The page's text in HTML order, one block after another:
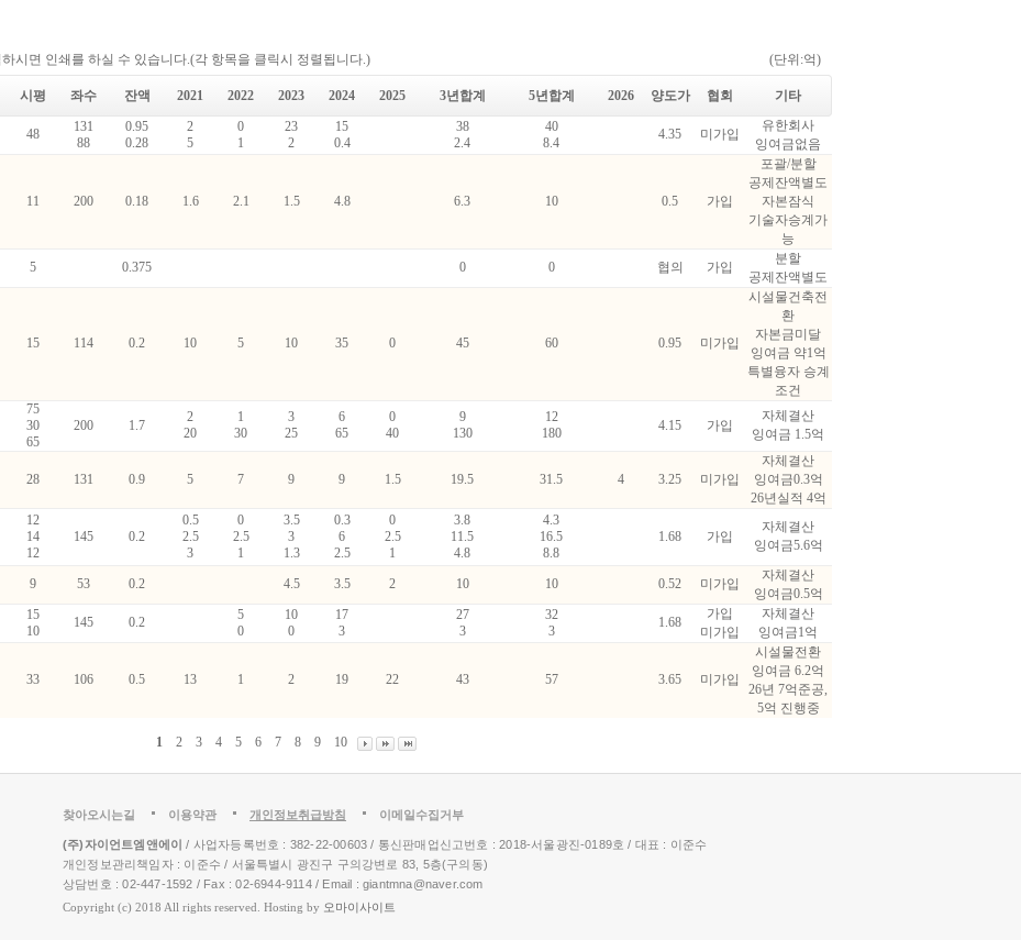
(단위:억)
시면 인쇄를 하실 수 있습니다.(각 항목을 클릭시 정렬됩니다.)
시평 좌수 잔액 2021 2022 2023 2024 2025 3년합계 5년합계 2026 양도가 협회
기타
48
131
88
0.95
0.28
2
5
0
1
23
2
15
0.4
38
2.4
40
8.4
4.35 미가입
유한회사
잉여금없음
11 200 0.18 1.6 2.1 1.5 4.8 6.3 10 0.5 가입
포괄/분할
공제잔액별도
자본잠식
기술자승계가
능
5 0.375 0 0 협의 가입
분할
공제잔액별도
15 114 0.2 10 5 10 35 0 45 60 0.95 미가입
시설물건축전
환
자본금미달
잉여금 약1억
특별융자 승계
조건
75
30
65
200 1.7
2
20
1
30
3
25
6
65
0
40
9
130
12
180
4.15 가입
자체결산
잉여금 1.5억
28 131 0.9 5 7 9 9 1.5 19.5 31.5 4 3.25 미가입
자체결산
잉여금0.3억
26년실적 4억
12
14
12
145 0.2
0.5
2.5
3
0
2.5
1
3.5
3
1.3
0.3
6
2.5
0
2.5
1
3.8
11.5
4.8
4.3
16.5
8.8
1.68 가입
자체결산
잉여금5.6억
9 53 0.2 4.5 3.5 2 10 10 0.52 미가입
자체결산
잉여금0.5억
15
10
145 0.2
5
0
10
0
17
3
27
3
32
3
1.68
가입
미가입
자체결산
잉여금1억
33 106 0.5 13 1 2 19 22 43 57 3.65 미가입
시설물전환
잉여금 6.2억
26년 7억준공,
5억 진행중
1 2 3 4 5 6 7 8 9 10
찾아오시는길 이용약관 개인정보취급방침 이메일수집거부
(주)자이언트엠앤에이 / 사업자등록번호 : 382-22-00603 / 통신판매업신고번호 : 2018-서울광진-0189호 / 대표 : 이준수
개인정보관리책임자 : 이준수 / 서울특별시 광진구 구의강변로 83, 5층(구의동)
상담번호 : 02-447-1592 / Fax : 02-6944-9114 / Email : giantmna@naver.com
Copyright (c) 2018 All rights reserved. Hosting by 오마이사이트